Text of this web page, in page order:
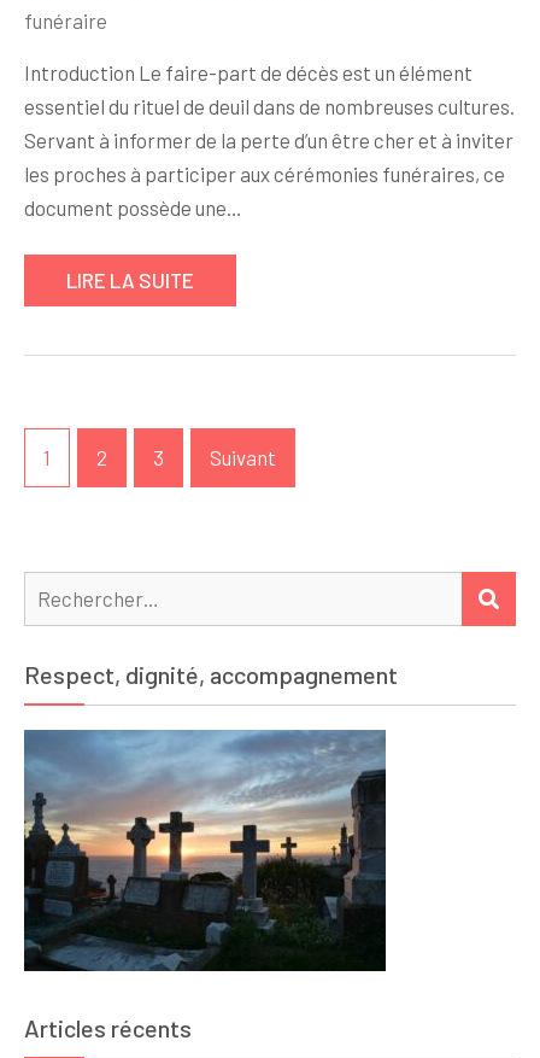
funéraire
Introduction Le faire-part de décès est un élément
essentiel du rituel de deuil dans de nombreuses cultures.
Servant à informer de la perte d’un être cher et à inviter
les proches à participer aux cérémonies funéraires, ce
document possède une…
LIRE LA SUITE
Pagination
des1 2 3 Suivant
Rechercher :
Respect, dignité, accompagnement
Articles récents